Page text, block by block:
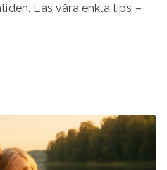
Läs våra enkla tips –